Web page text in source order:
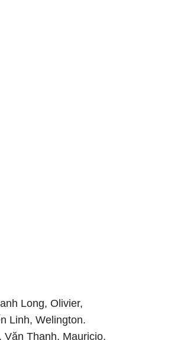
Long, Olivier,
Linh, Welington.
Thanh, Mauricio,